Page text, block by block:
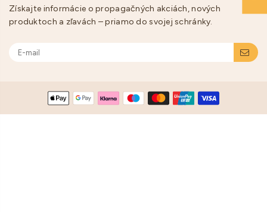
Získajte informácie o propagačných akciách, nových
produktoch a zľavách – priamo do svojej schránky.